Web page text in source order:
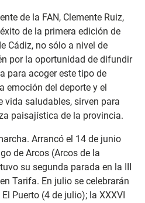
de la FAN, Clemente Ruiz,
de la primera edición de
Cádiz, no sólo a nivel de
por la oportunidad de difundir
para acoger este tipo de
emoción del deporte y el
saludables, sirven para
paisajística de la provincia.
Arrancó el 14 de junio
de Arcos (Arcos de la
su segunda parada en la III
Tarifa. En julio se celebrarán
Puerto (4 de julio); la XXXVI